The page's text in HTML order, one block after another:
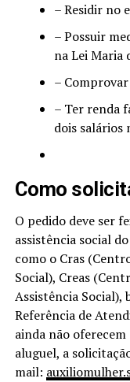
– Residir no
– Possuir
na Lei Maria
–
– Ter renda
dois salários
Como
O pedido deve ser
assistência social
como o Cras
Social), Creas
Assistência Social),
Referência de
ainda não
aluguel, a
mail: